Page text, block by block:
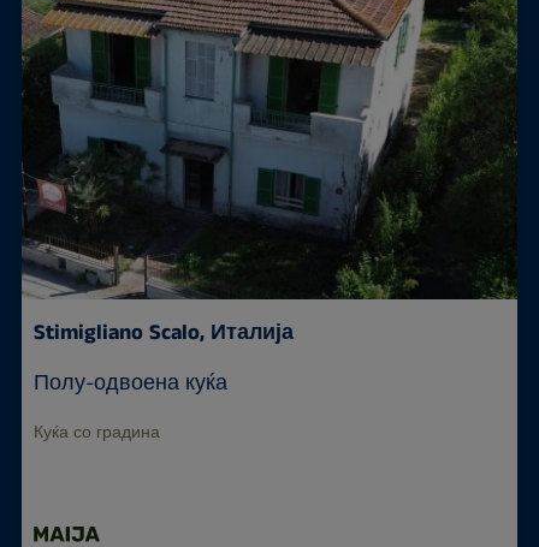
Stimigliano Scalo, Италија
Полу-одвоена куќа
Куќа со градина